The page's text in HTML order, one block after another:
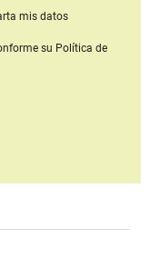
mis datos
su Política de